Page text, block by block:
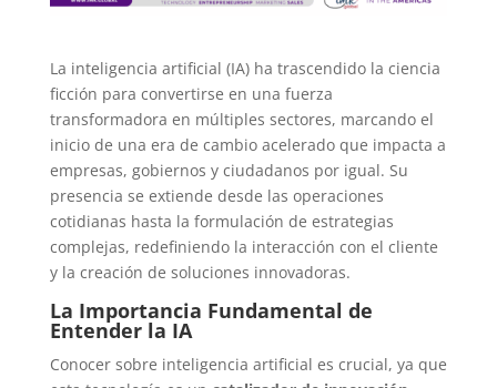
La inteligencia artificial (IA) ha trascendido la ciencia
ficción para convertirse en una fuerza
transformadora en múltiples sectores, marcando el
inicio de una era de cambio acelerado que impacta a
empresas, gobiernos y ciudadanos por igual. Su
presencia se extiende desde las operaciones
cotidianas hasta la formulación de estrategias
complejas, redefiniendo la interacción con el cliente
y la creación de soluciones innovadoras.
La Importancia Fundamental de
Entender la IA
Conocer sobre inteligencia artificial es crucial, ya que